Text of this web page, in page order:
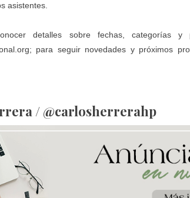
asistentes.
detalles sobre fechas, categorías
; para seguir novedades y próximos
/ @carlosherrerahp